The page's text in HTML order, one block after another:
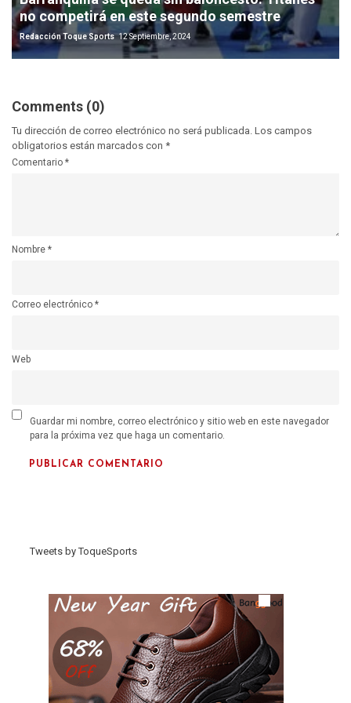
no competirá en este segundo semestre
Redacción Toque Sports 12 Septiembre, 2024
Comments (0)
Tu dirección de correo electrónico no será publicada. Los campos
obligatorios están marcados con *
Comentario *
Nombre *
Correo electrónico *
Web
Guardar mi nombre, correo electrónico y sitio web en este navegador
para la próxima vez que haga un comentario.
Tweets by ToqueSports